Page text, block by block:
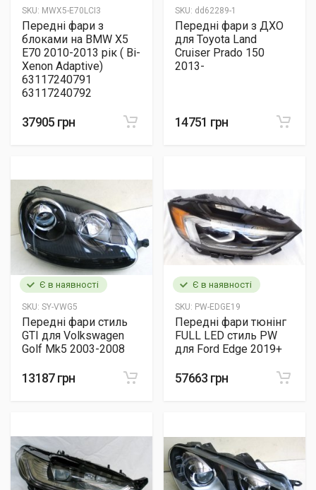
SKU: MWX5-E70LCI3
Передні фари з
блоками на BMW X5
E70 2010-2013 рік ( Bi-
Xenon Adaptive)
63117240791
63117240792
37905 грн
SKU: dd62289-1
Передні фари з ДХО
для Toyota Land
Cruiser Prado 150
2013-
14751 грн
Є в наявності
SKU: SY-VWG5
Передні фари стиль
GTI для Volkswagen
Golf Mk5 2003-2008
13187 грн
Є в наявності
SKU: PW-EDGE19
Передні фари тюнінг
FULL LED стиль PW
для Ford Edge 2019+
57663 грн